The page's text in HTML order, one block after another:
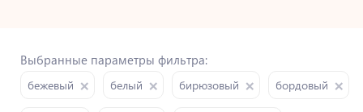
Выбранные параметры фильтра:
бежевый белый бирюзовый бордовый